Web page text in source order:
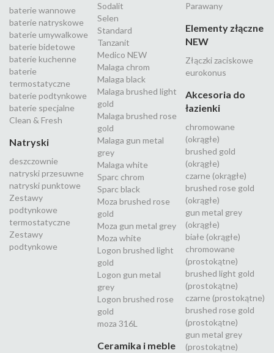
baterie wannowe
baterie natryskowe
baterie umywalkowe
baterie bidetowe
baterie kuchenne
baterie
termostatyczne
baterie podtynkowe
baterie specjalne
Clean & Fresh
Natryski
deszczownie
natryski przesuwne
natryski punktowe
Zestawy
podtynkowe
termostatyczne
Zestawy
podtynkowe
Sodalit
Selen
Standard
Tanzanit
Medico NEW
Malaga chrom
Malaga black
Malaga brushed light
gold
Malaga brushed rose
gold
Malaga gun metal
grey
Malaga white
Sparc chrom
Sparc black
Moza brushed rose
gold
Moza gun metal grey
Moza white
Logon brushed light
gold
Logon gun metal
grey
Logon brushed rose
gold
moza 316L
Ceramika i meble
Parawany
Elementy złączne
NEW
Złączki zaciskowe
eurokonus
Akcesoria do
łazienki
chromowane
(okrągłe)
brushed gold
(okrągłe)
czarne (okrągłe)
brushed rose gold
(okrągłe)
gun metal grey
(okrągłe)
białe (okrągłe)
chromowane
(prostokątne)
brushed light gold
(prostokątne)
czarne (prostokątne)
brushed rose gold
(prostokątne)
gun metal grey
(prostokątne)